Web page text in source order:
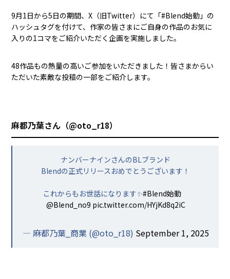
9月1日から5日の期間、X（旧Twitter）にて「#Blend始動」の
ハッシュタグを付けて、作家の皆さまにご自身の作品のお気に
入りの1コマをご紹介いただく企画を実施しました。
48作品もの熱量の高いご参加をいただきました！皆さまからい
ただいた素敵な投稿の一部をご紹介します。
麻都乃葉さん（@oto_r18）
ナンバーナインさんのBLブランド
Blendの正式リリースおめでとうございます！
これからもお世話になります✨#Blend始動
@Blend_no9 pic.twitter.com/HYjKd8q2iC
— 麻都乃葉_商業 (@oto_r18) September 1, 2025